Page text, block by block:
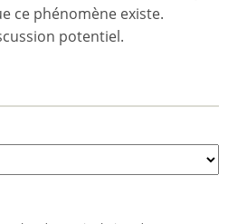
ce phénomène existe.
potentiel.